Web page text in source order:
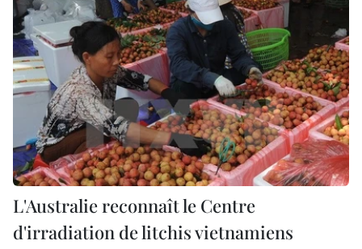
L'Australie reconnaît le Centre
d'irradiation de litchis vietnamiens